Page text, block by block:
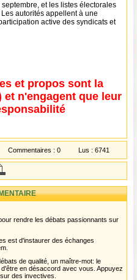
et les listes électorales
autorités appellent à une
active des syndicats et
et propos sont la
et n'engagent que leur
Commentaires : 0 Lus : 6741
rendre les débats passionnants sur
est d'instaurer des échanges
de qualité, un maître-mot: le
en désaccord avec vous. Appuyez
des invectives.